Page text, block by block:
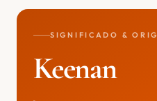
SIGNIFICADO &
Keenan